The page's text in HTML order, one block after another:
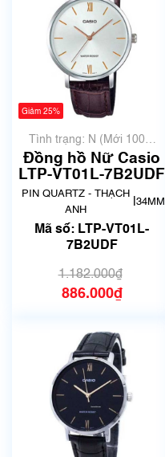
Giảm 25%
Tình trạng: N (Mới 100%
chưa qua sử dụng)
Đồng hồ Nữ Casio
LTP-VT01L-7B2UDF
PIN QUARTZ - THẠCH
ANH
34MM
Mã số: LTP-VT01L-
7B2UDF
1.182.000₫
886.000₫